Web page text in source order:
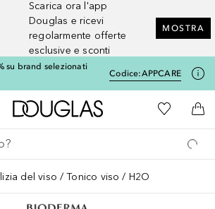
Scarica ora l'app
Douglas e ricevi
regolarmente offerte
esclusive e sconti
MOSTRA
su brand selezionati
Codice:APPCARE
A Douglas HomeAlla Mia
Al
del viso Tonico viso H2O